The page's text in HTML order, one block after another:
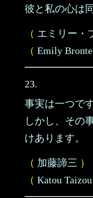
彼と私の心は
（ エミリー・
（ Emily Bronte
23.
事実は一つです
しかし、その
けあります。
（ 加藤諦三 ）
（ Katou Taizou